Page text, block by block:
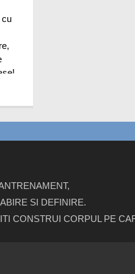
cu
SI DEFINIRE.
CONSTRUI CORPUL PE